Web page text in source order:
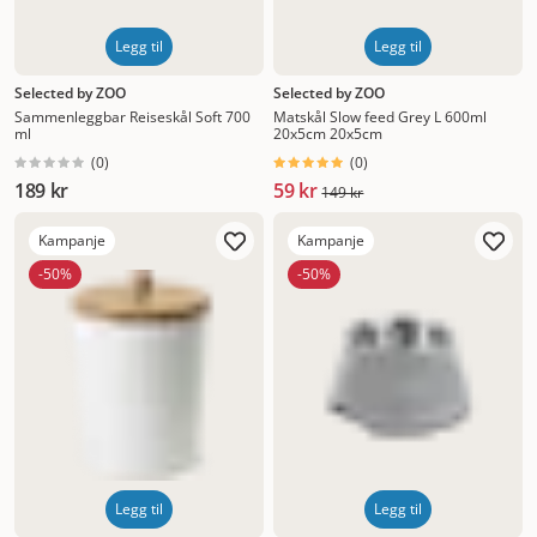
Legg til
Selected by ZOO
Sammenleggbar Reiseskål Soft 700
ml
(0)
189 kr
Legg til
Selected by ZOO
Matskål Slow feed Grey L 600ml
20x5cm 20x5cm
(0)
59 kr 149 kr
Kampanje
-50%
Legg til
Kampanje
-50%
Legg til